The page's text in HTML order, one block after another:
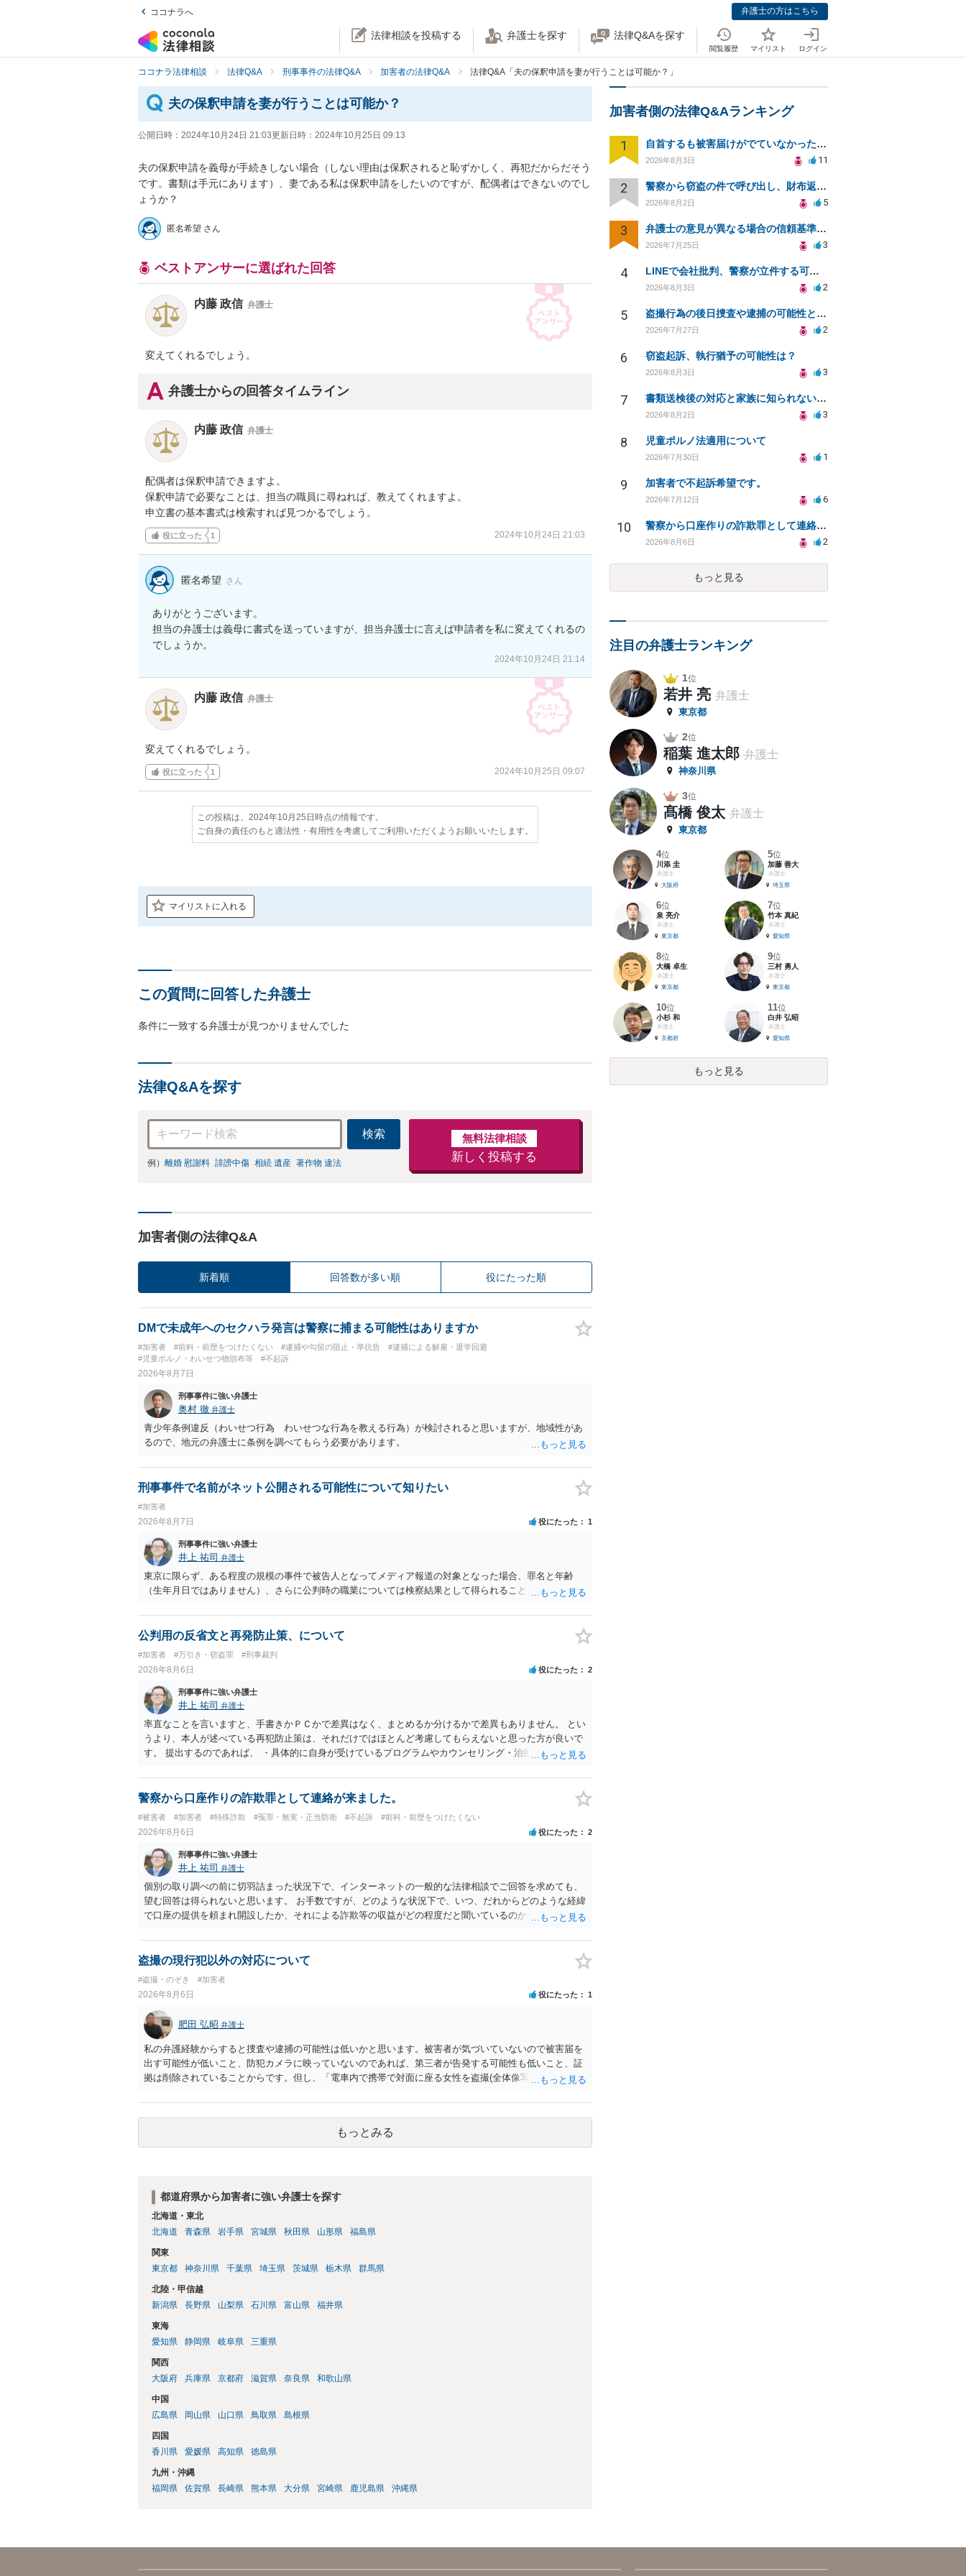
ココナラへ 弁護士の方はこちら
法律相談を投稿する 弁護士を探す 法律Q&Aを探す
閲覧履歴 マイリスト ログイン
ココナラ法律相談 法律Q&A 刑事事件の法律Q&A 加害者の法律Q&A 法律Q&A「夫の保釈申請を妻が行うことは可能か？」
夫の保釈申請を妻が行うことは可能か？
公開日時： 2024年10月24日 21:03更新日時： 2024年10月25日 09:13
夫の保釈申請を義母が手続きしない場合（しない理由は保釈されると恥ずかしく、再犯だからだそう
です。書類は手元にあります）、妻である私は保釈申請をしたいのですが、配偶者はできないのでし
ょうか？
匿名希望 さん
ベストアンサーに選ばれた回答
内藤 政信 弁護士
変えてくれるでしょう。
弁護士からの回答タイムライン
内藤 政信 弁護士
配偶者は保釈申請できますよ。
保釈申請で必要なことは、担当の職員に尋ねれば、教えてくれますよ。
申立書の基本書式は検索すれば見つかるでしょう。
役に立った 1 2024年10月24日 21:03
匿名希望 さん
ありがとうございます。
担当の弁護士は義母に書式を送っていますが、担当弁護士に言えば申請者を私に変えてくれるの
でしょうか。
2024年10月24日 21:14
内藤 政信 弁護士
変えてくれるでしょう。
役に立った 1 2024年10月25日 09:07
この投稿は、2024年10月25日時点の情報です。
ご自身の責任のもと適法性・有用性を考慮してご利用いただくようお願いいたします。
マイリストに入れる
この質問に回答した弁護士
条件に一致する弁護士が見つかりませんでした
法律Q&Aを探す
検索
例） 離婚 慰謝料 誹謗中傷 相続 遺産 著作物 違法
無料法律相談
新しく投稿する
加害者側の法律Q&A
新着順 回答数が多い順 役にたった順
DMで未成年へのセクハラ発言は警察に捕まる可能性はありますか
#加害者 #前科・前歴をつけたくない #逮捕や勾留の阻止・準抗告
#逮捕による解雇・退学回避
#児童ポルノ・わいせつ物頒布等
#不起訴
2026年8月7日
刑事事件に強い弁護士
奥村 徹 弁護士
青少年条例違反（わいせつ行為 わいせつな行為を教える行為）が検討されると思いますが、地域性があ
るので、地元の弁護士に条例を調べてもらう必要があります。
刑事事件で名前がネット公開される可能性について知りたい
#加害者
2026年8月7日 役にたった 1
刑事事件に強い弁護士
井上 祐司 弁護士
東京に限らず、ある程度の規模の事件で被告人となってメディア報道の対象となった場合、罪名と年齢
（生年月日ではありません）、さらに公判時の職業については検察結果として得られることが通常です。
公判用の反省文と再発防止策、について
#加害者 #万引き・窃盗罪 #刑事裁判
2026年8月6日 役にたった 2
刑事事件に強い弁護士
井上 祐司 弁護士
率直なことを言いますと、手書きかＰＣかで差異はなく、まとめるか分けるかで差異もありません。 とい
うより、本人が述べている再犯防止策は、それだけではほとんど考慮してもらえないと思った方が良いで
す。 提出するのであれば、 ・具体的に自身が受けているプログラムやカウンセリング・治療の内容 ・利
者の証言 など、証拠で担保された客観性と実現可能性があるものでなければあまり意味がありません。
もともと執行猶予が狙える事案であれば本人の反省の言葉だけで十分であり、実刑となるか微妙な事案で
警察から口座作りの詐欺罪として連絡が来ました。
#被害者 #加害者 #特殊詐欺 #冤罪・無実・正当防衛 #不起訴 #前科・前歴をつけたくない
2026年8月6日 役にたった 2
刑事事件に強い弁護士
井上 祐司 弁護士
個別の取り調べの前に切羽詰まった状況下で、インターネットの一般的な法律相談でご回答を求めても、
望む回答は得られないと思います。 お手数ですが、どのような状況下で、いつ、だれからどのような経緯
で口座の提供を頼まれ開設したか、それによる詐欺等の収益がどの程度だと聞いているのかということに
でいえば、任意取り調べの場合、ＩＣレコーダーを持参して取り調べ内容を録音することは必須だと考え
ます。
盗撮の現行犯以外の対応について
#盗撮・のぞき #加害者
2026年8月6日 役にたった 1
肥田 弘昭 弁護士
私の弁護経験からすると捜査や逮捕の可能性は低いかと思います。被害者が気づいていないので被害届を
出す可能性が低いこと、防犯カメラに映っていないのであれば、第三者が告発する可能性も低いこと、証
拠は削除されていることからです。但し、「電車内で携帯で対面に座る女性を盗撮(全体像写真1枚と5秒程
査段階では性的姿態等撮影罪の被疑事実で逮捕勾留されるケースが私の弁護経験では多くなった印象です
（最終的には不起訴ないし各都道府県の迷惑防止条例違反になることもあります）。2度としないことを
もっとみる
都道府県から加害者に強い弁護士を探す
北海道・東北
北海道
青森県 岩手県 宮城県 秋田県 山形県 福島県
関東
東京都
神奈川県 千葉県 埼玉県 茨城県 栃木県 群馬県
北陸・甲信越
新潟県
長野県 山梨県 石川県 富山県 福井県
東海
愛知県
静岡県 岐阜県 三重県
関西
大阪府
兵庫県 京都府 滋賀県 奈良県 和歌山県
中国
広島県
岡山県 山口県 鳥取県 島根県
四国
香川県
愛媛県 高知県 徳島県
九州・沖縄
福岡県
佐賀県 長崎県 熊本県 大分県 宮崎県 鹿児島県 沖縄県
加害者側の法律Q&Aランキング
1 自首するも被害届けがでていなかった場合
2026年8月3日 11
2 警察から窃盗の件で呼び出し、財布返却で自首すべきか？
2026年8月2日 5
3 弁護士の意見が異なる場合の信頼基準について教えてください
2026年7月25日 3
4 LINEで会社批判、警察が立件する可能性は？
2026年8月3日 2
5 盗撮行為の後日捜査や逮捕の可能性と初動対応について
2026年7月27日 2
6 窃盗起訴、執行猶予の可能性は？
2026年8月3日 3
7 書類送検後の対応と家族に知られないための手続きについて相談
2026年8月2日 3
8 児童ポルノ法適用について
2026年7月30日 1
9 加害者で不起訴希望です。
2026年7月12日 6
10 警察から口座作りの詐欺罪として連絡が来ました。
2026年8月6日 2
もっと見る
注目の弁護士ランキング
1位
若井 亮 弁護士
東京都
2位
稲葉 進太郎 弁護士
神奈川県
3位
髙橋 俊太 弁護士
東京都
4位
川添 圭
弁護士
大阪府
5位
加藤 善大
弁護士
埼玉県
6位
泉 亮介
弁護士
東京都
7位
竹本 真紀
弁護士
愛知県
8位
大橋 卓生
弁護士
東京都
9位
三村 勇人
弁護士
東京都
10位
小杉 和
弁護士
京都府
11位
白井 弘昭
弁護士
愛知県
もっと見る